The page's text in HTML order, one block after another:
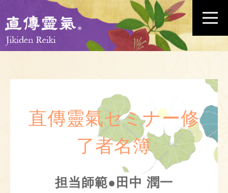
直傳靈氣セミナー修
了者名簿
担当師範●田中 潤一